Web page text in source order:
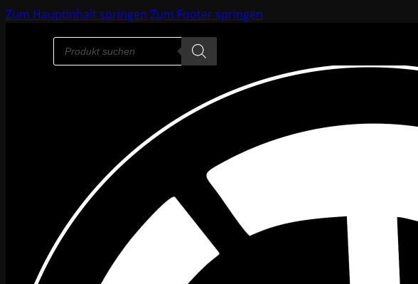
Zum Hauptinhalt springen Zum Footer springen
Products
search